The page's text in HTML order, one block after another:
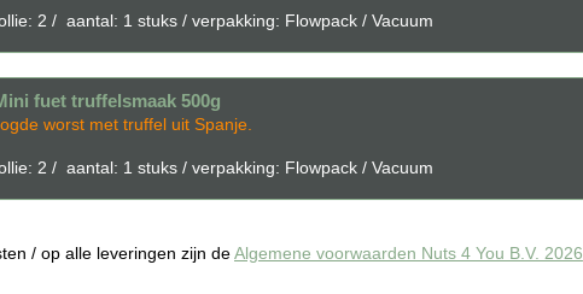
2 / aantal: 1 stuks / verpakking: Flowpack / Vacuum
fuet truffelsmaak 500g
worst met truffel uit Spanje.
2 / aantal: 1 stuks / verpakking: Flowpack / Vacuum
/ op alle leveringen zijn deAlgemene voorwaarden Nuts 4 You B.V. 2026